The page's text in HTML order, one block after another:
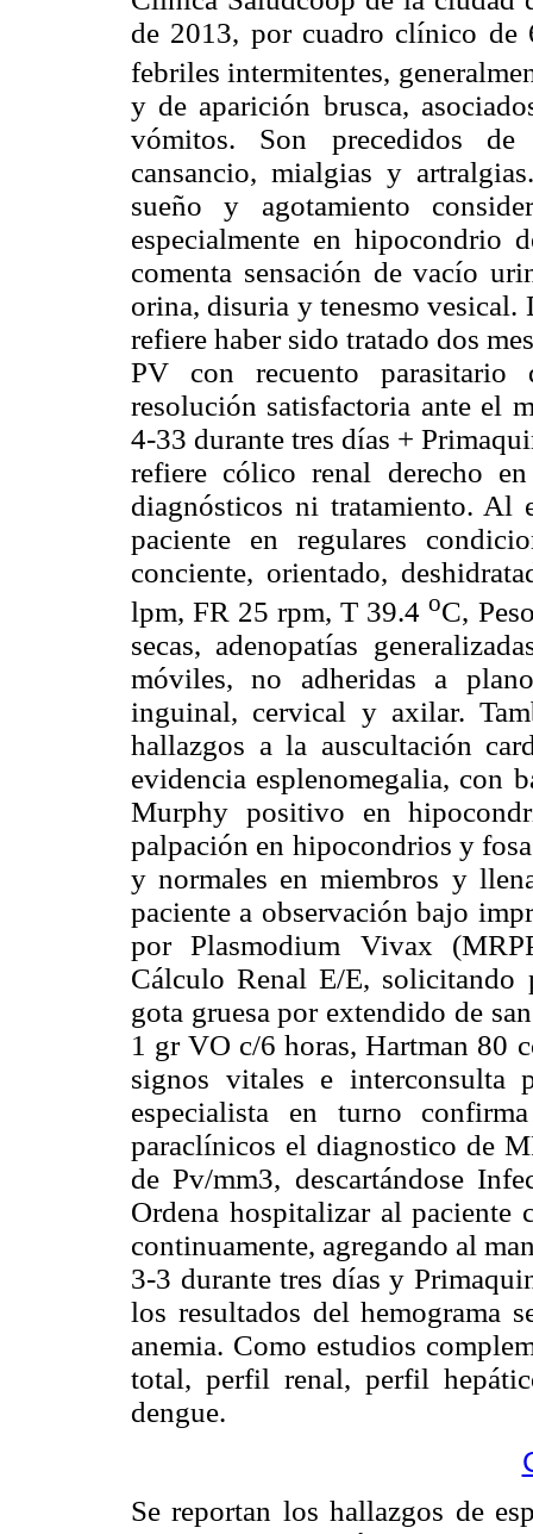
de 2013, por cuadro clínico de
febriles intermitentes,
y de aparición brusca,
vómitos. Son precedidos de
cansancio, mialgias y
sueño y agotamiento
especialmente en hipocondrio
comenta sensación de vacío
orina, disuria y tenesmo vesical.
refiere haber sido tratado dos
PV con recuento parasitario
resolución satisfactoria ante el
4-33 durante tres días +
refiere cólico renal derecho
diagnósticos ni tratamiento. Al
paciente en regulares
conciente, orientado,
lpm, FR 25 rpm, T 39.4oC,
secas, adenopatías
móviles, no adheridas a
inguinal, cervical y axilar.
hallazgos a la auscultación
evidencia esplenomegalia, con
Murphy positivo en
palpación en hipocondrios y
y normales en miembros y
paciente a observación bajo
por Plasmodium Vivax
Cálculo Renal E/E, solicitando
gota gruesa por extendido de
1 gr VO c/6 horas, Hartman 80
signos vitales e
especialista en turno
paraclínicos el diagnostico de
de Pv/mm3, descartándose
Ordena hospitalizar al paciente
continuamente, agregando al
3-3 durante tres días y
los resultados del hemograma
anemia. Como estudios
total, perfil renal, perfil
dengue.
Se reportan los hallazgos de